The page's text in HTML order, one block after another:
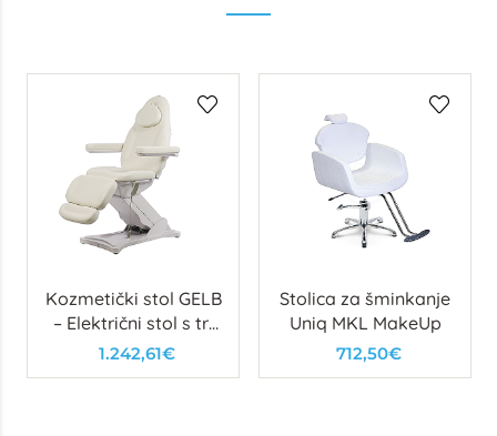
Kozmetički stol GELB
– Električni stol s tri
motora i modernim
dizajnom
1.242,61€
Stolica za šminkanje
Uniq MKL MakeUp
712,50€